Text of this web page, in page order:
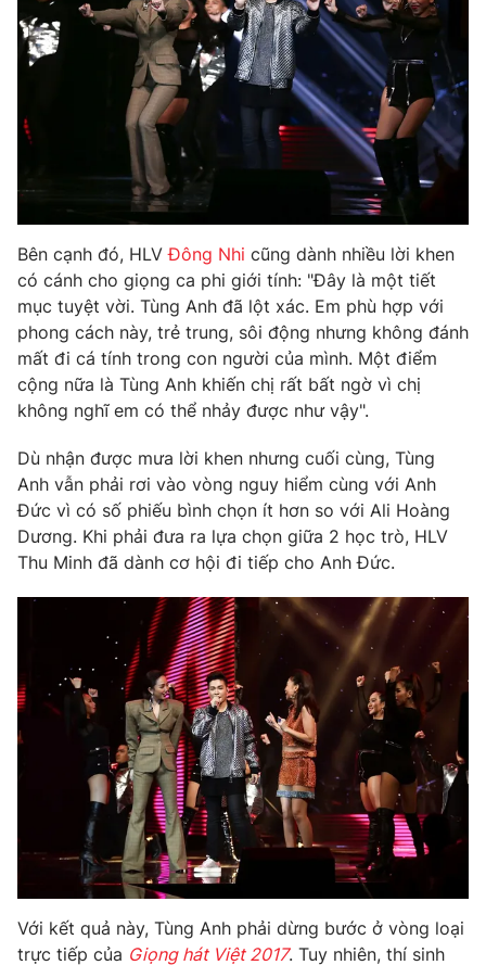
Photo Infographic
Shorts video
VTV Thể thao
VTV Sức khoẻ Bất động sản
Thị trường 24h Tấm lòng Việt
VTV4 Vươn mình bằng AI
VTV9 VTV8
Liên hệ tòa soạn English
Theo dõi báo trên
Cơ quan chủ quản: Đài Truyền hình Việt Nam
Cơ quan báo chí:Thời báo VTV
Giấy phép hoạt động báo in và báo điện tử số 483/GP-BTTTT
cấp ngày 29/12/2023
Tổng Biên tập:Vũ Thanh Thủy
Phó Tổng Biên tập:Nguyễn Thị Mỹ Hạnh, Phạm Quốc Thắng,
Nguyễn Trọng Ninh
Tổng đài VTV: 024.38 355 931 - 024.38 355 932
Bên cạnh đó, HLVĐông Nhi cũng dành nhiều lời khen
có cánh cho giọng ca phi giới tính: "Đây là một tiết
mục tuyệt vời. Tùng Anh đã lột xác. Em phù hợp với
phong cách này, trẻ trung, sôi động nhưng không đánh
mất đi cá tính trong con người của mình. Một điểm
cộng nữa là Tùng Anh khiến chị rất bất ngờ vì chị
không nghĩ em có thể nhảy được như vậy".
Dù nhận được mưa lời khen nhưng cuối cùng, Tùng
Anh vẫn phải rơi vào vòng nguy hiểm cùng với Anh
Đức vì có số phiếu bình chọn ít hơn so với Ali Hoàng
Dương. Khi phải đưa ra lựa chọn giữa 2 học trò, HLV
Thu Minh đã dành cơ hội đi tiếp cho Anh Đức.
Với kết quả này, Tùng Anh phải dừng bước ở vòng loại
trực tiếp của Giọng hát Việt 2017. Tuy nhiên, thí sinh